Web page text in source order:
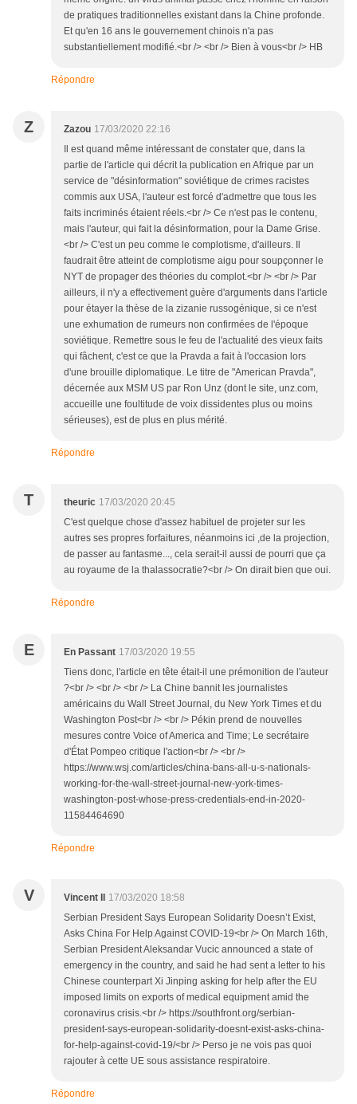
de pratiques traditionnelles existant dans la Chine profonde.
Et qu'en 16 ans le gouvernement chinois n'a pas
substantiellement modifié.<br /> <br /> Bien à vous<br /> HB
Répondre
Z Zazou 17/03/2020 22:16
Il est quand même intéressant de constater que, dans la
partie de l'article qui décrit la publication en Afrique par un
service de "désinformation" soviétique de crimes racistes
commis aux USA, l'auteur est forcé d'admettre que tous les
faits incriminés étaient réels.<br /> Ce n'est pas le contenu,
mais l'auteur, qui fait la désinformation, pour la Dame Grise.
<br /> C'est un peu comme le complotisme, d'ailleurs. Il
faudrait être atteint de complotisme aigu pour soupçonner le
NYT de propager des théories du complot.<br /> <br /> Par
ailleurs, il n'y a effectivement guère d'arguments dans l'article
pour étayer la thèse de la zizanie russogénique, si ce n'est
une exhumation de rumeurs non confirmées de l'époque
soviétique. Remettre sous le feu de l'actualité des vieux faits
qui fâchent, c'est ce que la Pravda a fait à l'occasion lors
d'une brouille diplomatique. Le titre de "American Pravda",
décernée aux MSM US par Ron Unz (dont le site, unz.com,
accueille une foultitude de voix dissidentes plus ou moins
sérieuses), est de plus en plus mérité.
Répondre
T theuric 17/03/2020 20:45
C'est quelque chose d'assez habituel de projeter sur les
autres ses propres forfaitures, néanmoins ici ,de la projection,
de passer au fantasme..., cela serait-il aussi de pourri que ça
au royaume de la thalassocratie?<br /> On dirait bien que oui.
Répondre
E En Passant 17/03/2020 19:55
Tiens donc, l'article en tête était-il une prémonition de l'auteur
?<br /> <br /> <br /> La Chine bannit les journalistes
américains du Wall Street Journal, du New York Times et du
Washington Post<br /> <br /> Pékin prend de nouvelles
mesures contre Voice of America and Time; Le secrétaire
d'État Pompeo critique l'action<br /> <br />
https://www.wsj.com/articles/china-bans-all-u-s-nationals-
working-for-the-wall-street-journal-new-york-times-
washington-post-whose-press-credentials-end-in-2020-
11584464690
Répondre
V Vincent II
17/03/2020 18:58
Serbian President Says European Solidarity Doesn’t Exist,
Asks China For Help Against COVID-19<br /> On March 16th,
Serbian President Aleksandar Vucic announced a state of
emergency in the country, and said he had sent a letter to his
Chinese counterpart Xi Jinping asking for help after the EU
imposed limits on exports of medical equipment amid the
coronavirus crisis.<br /> https://southfront.org/serbian-
president-says-european-solidarity-doesnt-exist-asks-china-
for-help-against-covid-19/<br /> Perso je ne vois pas quoi
rajouter à cette UE sous assistance respiratoire.
Répondre